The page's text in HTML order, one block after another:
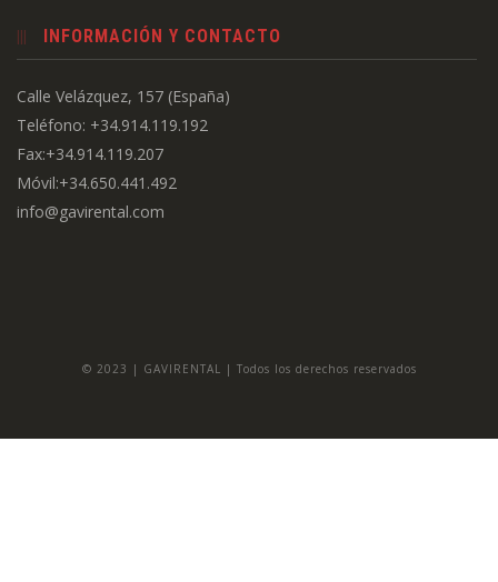
INFORMACIÓN Y CONTACTO
Calle Velázquez, 157 (España)
Teléfono: +34.914.119.192
Fax:+34.914.119.207
Móvil:+34.650.441.492
info@gavirental.com
© 2023 | GAVIRENTAL | Todos los derechos reservados